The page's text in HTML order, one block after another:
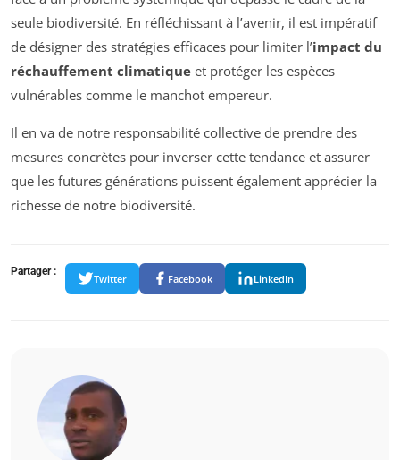
seule biodiversité. En réfléchissant à l’avenir, il est impératif
de désigner des stratégies efficaces pour limiter l’impact du
réchauffement climatique et protéger les espèces
vulnérables comme le manchot empereur.
Il en va de notre responsabilité collective de prendre des
mesures concrètes pour inverser cette tendance et assurer
que les futures générations puissent également apprécier la
richesse de notre biodiversité.
Partager :
Twitter Facebook LinkedIn